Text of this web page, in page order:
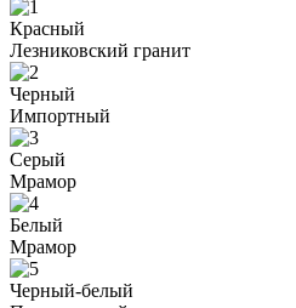
Красный
Лезниковский гранит
Черный
Импортный
Серый
Мрамор
Белый
Мрамор
Черный-белый